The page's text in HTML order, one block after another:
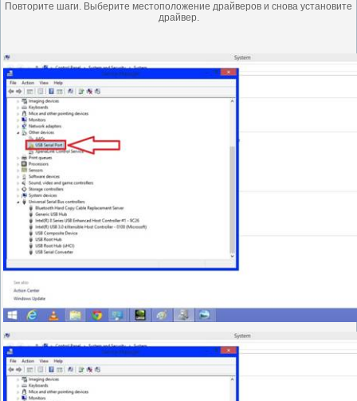
Повторите шаги. Выберите местоположение драйверов и снова установите
драйвер.